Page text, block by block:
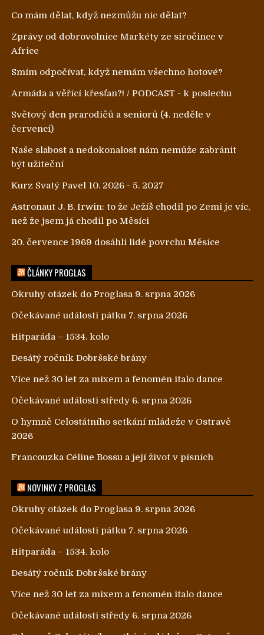
Co mám dělat, když nezmůžu nic dělat?
Zprávy od dobrovolnice Markéty ze siročince v
Africe
Smím odpočívat, když nemám všechno hotové?
Armáda a věřící křesťan?! / PODCAST - k poslechu
Světový den prarodičů a seniorů (4. neděle v
červenci)
Naše slabost a nedokonalost nám nemůže zabránit
být užiteční
Kurz Svatý Pavel 10. 2026 - 5. 2027
Astronaut J. B. Irwin: to že Ježíš chodil po Zemi je víc,
než že jsem já chodil po Měsíci
20. července 1969 dosáhli lidé povrchu Měsíce
ČLÁNKY PROGLAS
Okruhy otázek do Proglasa 9. srpna 2026
Očekávané události pátku 7. srpna 2026
Hitparáda – 1534. kolo
Desátý ročník Dobršské brány
Více než 30 let za mixem a fenomén italo dance
Očekávané události středy 6. srpna 2026
O hymně Celostátního setkání mládeže v Ostravě
2026
Francouzka Céline Bossu a její život v písních
NOVINKY Z PROGLAS
Okruhy otázek do Proglasa 9. srpna 2026
Očekávané události pátku 7. srpna 2026
Hitparáda – 1534. kolo
Desátý ročník Dobršské brány
Více než 30 let za mixem a fenomén italo dance
Očekávané události středy 6. srpna 2026